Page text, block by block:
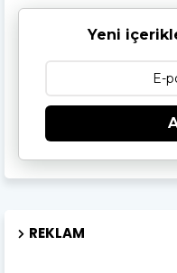
Yeni
REKLAM